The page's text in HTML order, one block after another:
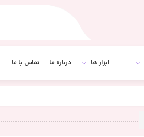
ابزار ها درباره ما تماس با ما